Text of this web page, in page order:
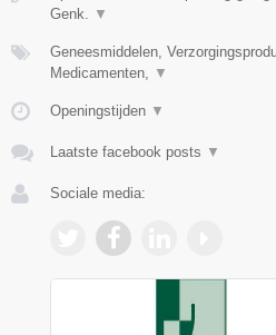
Genk. ▼
Geneesmiddelen,
Medicamenten, ▼
Openingstijden ▼
Laatste facebook posts ▼
Sociale media: